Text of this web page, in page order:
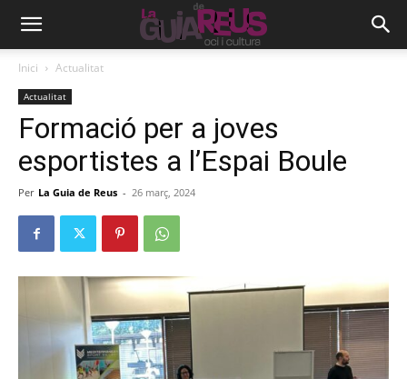
Inici Actualitat
Actualitat
Formació per a joves
esportistes a l’Espai Boule
Per La Guia de Reus - 26 març, 2024